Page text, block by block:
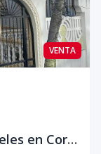
VENTA
Venta de Casa Amplia de 2 Niveles en Corales del Sur